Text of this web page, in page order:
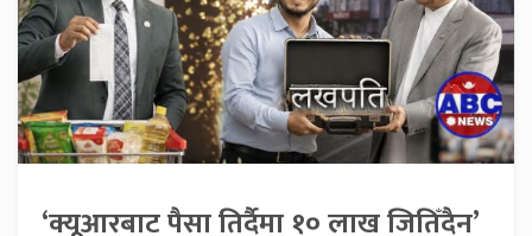
‘क्यूआरबाट पैसा तिर्दैमा १० लाख जितिँदैन’